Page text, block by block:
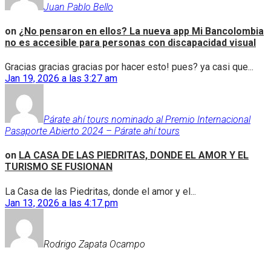
Juan Pablo Bello
on ¿No pensaron en ellos? La nueva app Mi Bancolombia
no es accesible para personas con discapacidad visual
Gracias gracias gracias por hacer esto! pues? ya casi que...
Jan 19, 2026 a las 3:27 am
Párate ahí tours nominado al Premio Internacional
Pasaporte Abierto 2024 – Párate ahí tours
on LA CASA DE LAS PIEDRITAS, DONDE EL AMOR Y EL
TURISMO SE FUSIONAN
La Casa de las Piedritas, donde el amor y el...
Jan 13, 2026 a las 4:17 pm
Rodrigo Zapata Ocampo